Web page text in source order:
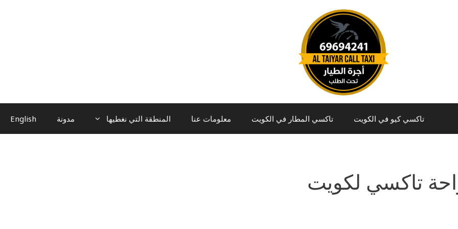
تاكسي كيو في الكويت تاكسي المطار في الكويت معلومات عنا المنطقة التي نغطيها مدونة English
تاكسي لكويت